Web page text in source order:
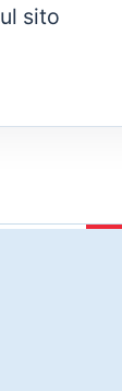
sito